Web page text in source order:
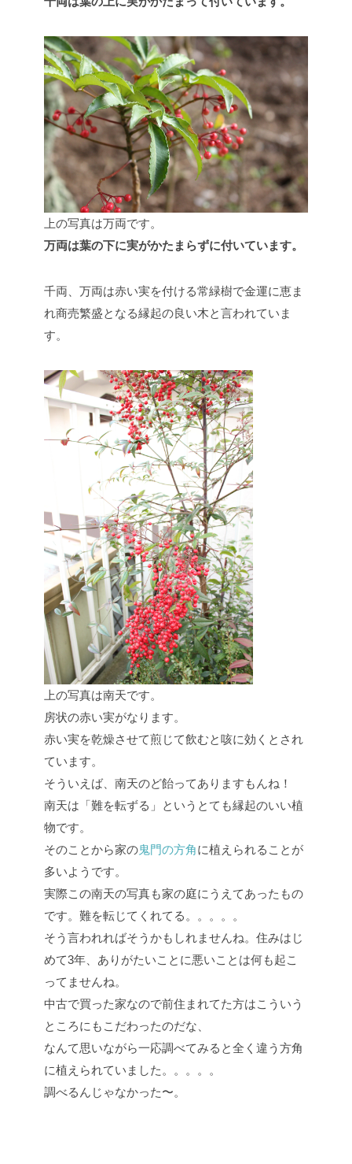
上の写真は万両です。
万両は葉の下に実がかたまらずに付いています。
千両、万両は赤い実を付ける常緑樹で金運に恵ま
れ商売繁盛となる縁起の良い木と言われていま
す。
上の写真は南天です。
房状の赤い実がなります。
赤い実を乾燥させて煎じて飲むと咳に効くとされ
ています。
そういえば、南天のど飴ってありますもんね！
南天は「難を転ずる」というとても縁起のいい植
物です。
そのことから家の鬼門の方角に植えられることが
多いようです。
実際この南天の写真も家の庭にうえてあったもの
です。難を転じてくれてる。。。。。
そう言われればそうかもしれませんね。住みはじ
めて3年、ありがたいことに悪いことは何も起こ
ってませんね。
中古で買った家なので前住まれてた方はこういう
ところにもこだわったのだな、
なんて思いながら一応調べてみると全く違う方角
に植えられていました。。。。。
調べるんじゃなかった〜。